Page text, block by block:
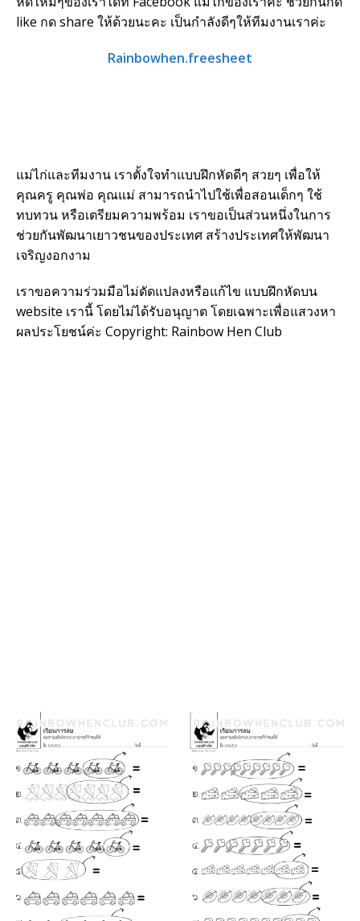
like กด share ให้ด้วยนะคะ เป็นกำลังดีๆให้ทีมงานเราค่ะ
Rainbowhen.freesheet
แม่ไก่และทีมงาน เราตั้งใจทำแบบฝึกหัดดีๆ สวยๆ เพื่อให้
คุณครู คุณพ่อ คุณแม่ สามารถนำไปใช้เพื่อสอนเด็กๆ ใช้
ทบทวน หรือเตรียมความพร้อม เราขอเป็นส่วนหนึ่งในการ
ช่วยกันพัฒนาเยาวชนของประเทศ สร้างประเทศให้พัฒนา
เจริญงอกงาม
เราขอความร่วมมือไม่ดัดแปลงหรือแก้ไข แบบฝึกหัดบน
website เรานี้ โดยไม่ได้รับอนุญาต โดยเฉพาะเพื่อแสวงหา
ผลประโยชน์ค่ะ Copyright: Rainbow Hen Club